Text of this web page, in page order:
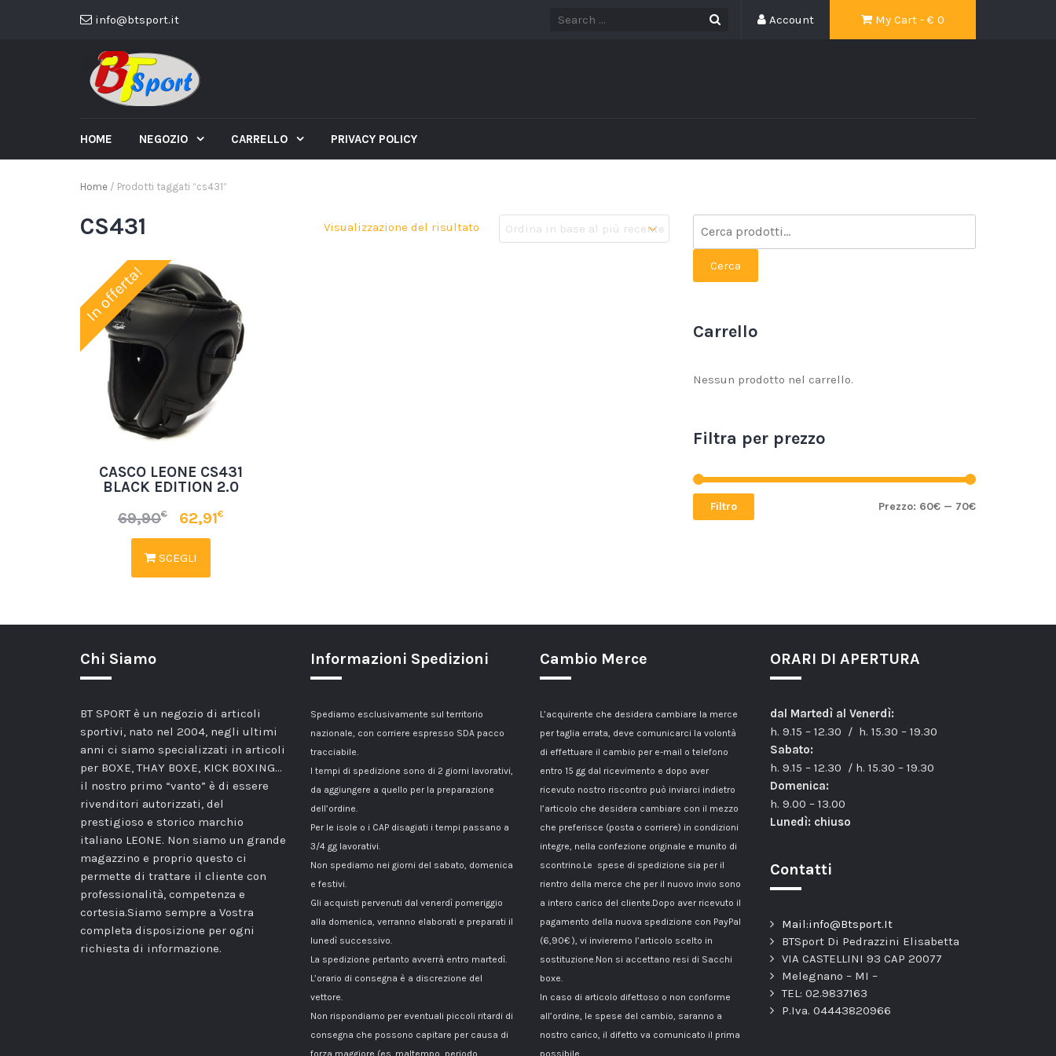
info@btsport.it My Cart - € 0
Account
HOME NEGOZIO CARRELLO PRIVACY POLICY
Home / Prodotti taggati “cs431”
CS431 Visualizzazione del risultato
In offerta!
CASCO LEONE CS431
BLACK EDITION 2.0
69,90€ 62,91€
SCEGLI
Cerca
Carrello
Nessun prodotto nel carrello.
Filtra per prezzo
Filtro Prezzo: 60€ — 70€
Chi Siamo
BT SPORT è un negozio di articoli
sportivi, nato nel 2004, negli ultimi
anni ci siamo specializzati in articoli
per BOXE, THAY BOXE, KICK BOXING…
il nostro primo “vanto” è di essere
rivenditori autorizzati, del
prestigioso e storico marchio
italiano LEONE. Non siamo un grande
magazzino e proprio questo ci
permette di trattare il cliente con
professionalità, competenza e
cortesia.Siamo sempre a Vostra
completa disposizione per ogni
richiesta di informazione.
Informazioni Spedizioni
Spediamo esclusivamente sul territorio
nazionale, con corriere espresso SDA pacco
tracciabile.
I tempi di spedizione sono di 2 giorni lavorativi,
da aggiungere a quello per la preparazione
dell’ordine.
Per le isole o i CAP disagiati i tempi passano a
3/4 gg lavorativi.
Non spediamo nei giorni del sabato, domenica
e festivi.
Gli acquisti pervenuti dal venerdì pomeriggio
alla domenica, verranno elaborati e preparati il
lunedì successivo.
La spedizione pertanto avverrà entro martedì.
L’orario di consegna è a discrezione del
vettore.
Non rispondiamo per eventuali piccoli ritardi di
consegna che possono capitare per causa di
forza maggiore (es. maltempo, periodo
Cambio Merce
L’acquirente che desidera cambiare la merce
per taglia errata, deve comunicarci la volontà
di effettuare il cambio per e-mail o telefono
entro 15 gg dal ricevimento e dopo aver
ricevuto nostro riscontro può inviarci indietro
l’articolo che desidera cambiare con il mezzo
che preferisce (posta o corriere) in condizioni
integre, nella confezione originale e munito di
scontrino.Le spese di spedizione sia per il
rientro della merce che per il nuovo invio sono
a intero carico del cliente.Dopo aver ricevuto il
pagamento della nuova spedizione con PayPal
(6,90€ ), vi invieremo l’articolo scelto in
sostituzione.Non si accettano resi di Sacchi
boxe.
In caso di articolo difettoso o non conforme
all’ordine, le spese del cambio, saranno a
nostro carico, il difetto va comunicato il prima
possibile.
ORARI DI APERTURA
dal Martedì al Venerdì:
h. 9.15 – 12.30 / h. 15.30 – 19.30
Sabato:
h. 9.15 – 12.30 / h. 15.30 – 19.30
Domenica:
h. 9.00 – 13.00
Lunedì: chiuso
Contatti
Mail:info@Btsport.It
BTSport Di Pedrazzini Elisabetta
VIA CASTELLINI 93 CAP 20077
Melegnano – MI –
TEL: 02.9837163
P.Iva. 04443820966